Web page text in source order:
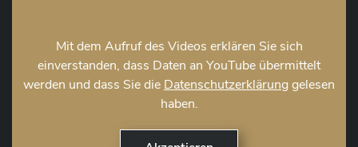
Mit dem Aufruf des Videos erklären Sie sich
einverstanden, dass Daten an YouTube übermittelt
werden und dass Sie die Datenschutzerklärunggelesen
haben.